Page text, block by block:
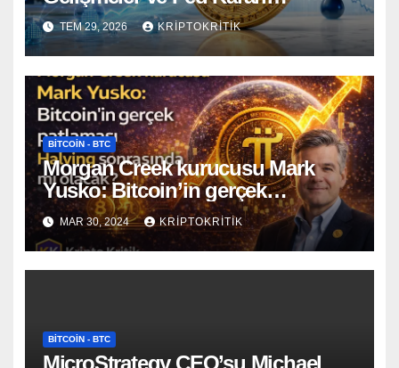
Öncesinde Dalgalı Seyrediyor
TEM 29, 2026 KRIPTOKRITIK
BITCOIN - BTC
Morgan Creek kurucusu Mark
Yusko: Bitcoin’in gerçek
patlaması Halving sonrasında mı
olacak?
MAR 30, 2024 KRIPTOKRITIK
BITCOIN - BTC
MicroStrategy CEO’su Michael